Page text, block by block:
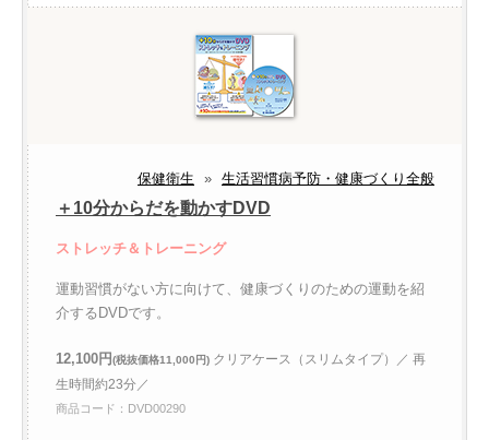
保健衛生 » 生活習慣病予防・健康づくり全般
＋10分からだを動かすDVD
ストレッチ＆トレーニング
運動習慣がない方に向けて、健康づくりのための運動を紹
介するDVDです。
12,100円(税抜価格11,000円) クリアケース（スリムタイプ）／ 再
生時間約23分／
商品コード：DVD00290